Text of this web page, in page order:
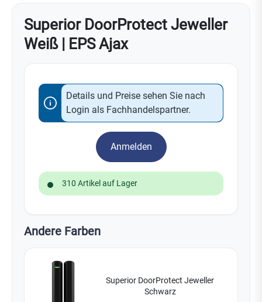
Superior DoorProtect Jeweller
Weiß | EPS Ajax
Details und Preise sehen Sie nach
Login als Fachhandelspartner.
Anmelden
310 Artikel auf Lager
Andere Farben
Superior DoorProtect Jeweller
Schwarz